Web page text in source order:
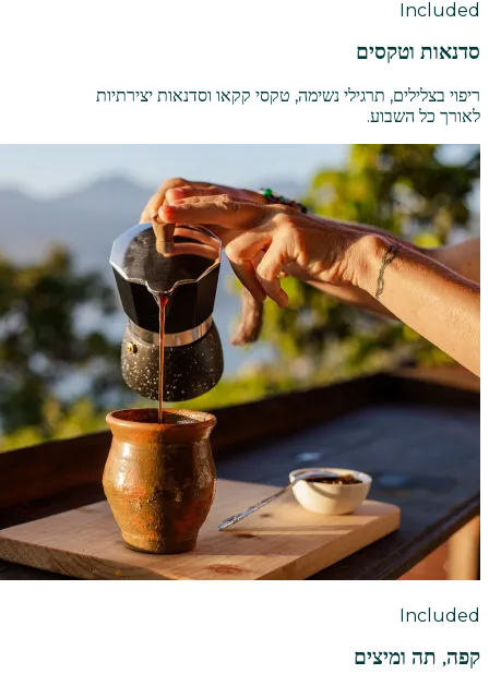
Included
סדנאות וטקסים
ריפוי בצלילים, תרגילי נשימה, טקסי קקאו וסדנאות יצירתיות
לאורך כל השבוע.
Included
קפה, תה ומיצים